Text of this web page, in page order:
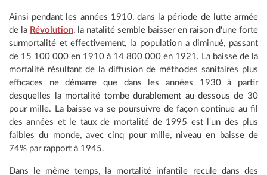
Ainsi pendant les années 1910, dans la période de lutte armée
de la Révolution, la natalité semble baisser en raison d'une forte
surmortalité et effectivement, la population a diminué, passant
de 15 100 000 en 1910 à 14 800 000 en 1921. La baisse de la
mortalité résultant de la diffusion de méthodes sanitaires plus
efficaces ne démarre que dans les années 1930 à partir
desquelles la mortalité tombe durablement au-dessous de 30
pour mille. La baisse va se poursuivre de façon continue au fil
des années et le taux de mortalité de 1995 est l'un des plus
faibles du monde, avec cinq pour mille, niveau en baisse de
74% par rapport à 1945.
Dans le même temps, la mortalité infantile recule dans des